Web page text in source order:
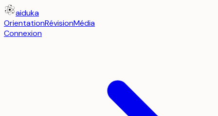
aiduka
OrientationRévisionMédia
Connexion